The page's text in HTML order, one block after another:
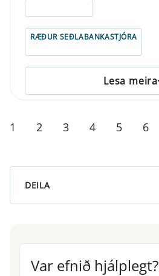
RÆÐUR SEÐLABANKASTJÓRA
Lesa meira
1 2 3 4 5 6
DEILA
Var efnið hjálplegt?
Var efnið hjálplegt?